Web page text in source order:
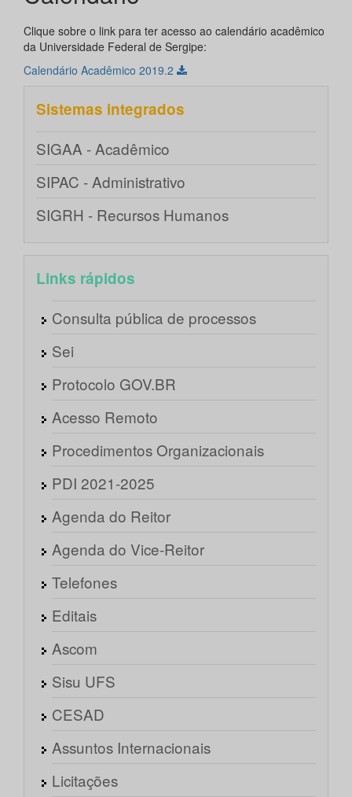
Clique sobre o link para ter acesso ao calendário acadêmico
da Universidade Federal de Sergipe:
Calendário Acadêmico 2019.2
Sistemas integrados
SIGAA - Acadêmico
SIPAC - Administrativo
SIGRH - Recursos Humanos
Links rápidos
Consulta pública de processos
Sei
Protocolo GOV.BR
Acesso Remoto
Procedimentos Organizacionais
PDI 2021-2025
Agenda do Reitor
Agenda do Vice-Reitor
Telefones
Editais
Ascom
Sisu UFS
CESAD
Assuntos Internacionais
Licitações